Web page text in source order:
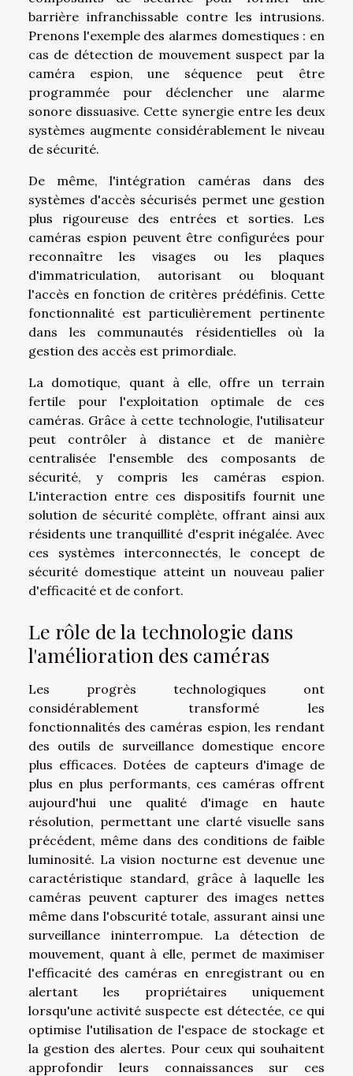
barrière infranchissable contre les intrusions.
Prenons l'exemple des alarmes domestiques : en
cas de détection de mouvement suspect par la
caméra espion, une séquence peut être
programmée pour déclencher une alarme
sonore dissuasive. Cette synergie entre les deux
systèmes augmente considérablement le niveau
de sécurité.
De même, l'intégration caméras dans des
systèmes d'accès sécurisés permet une gestion
plus rigoureuse des entrées et sorties. Les
caméras espion peuvent être configurées pour
reconnaître les visages ou les plaques
d'immatriculation, autorisant ou bloquant
l'accès en fonction de critères prédéfinis. Cette
fonctionnalité est particulièrement pertinente
dans les communautés résidentielles où la
gestion des accès est primordiale.
La domotique, quant à elle, offre un terrain
fertile pour l'exploitation optimale de ces
caméras. Grâce à cette technologie, l'utilisateur
peut contrôler à distance et de manière
centralisée l'ensemble des composants de
sécurité, y compris les caméras espion.
L'interaction entre ces dispositifs fournit une
solution de sécurité complète, offrant ainsi aux
résidents une tranquillité d'esprit inégalée. Avec
ces systèmes interconnectés, le concept de
sécurité domestique atteint un nouveau palier
d'efficacité et de confort.
Le rôle de la technologie dans
l'amélioration des caméras
Les progrès technologiques ont
considérablement transformé les
fonctionnalités des caméras espion, les rendant
des outils de surveillance domestique encore
plus efficaces. Dotées de capteurs d'image de
plus en plus performants, ces caméras offrent
aujourd'hui une qualité d'image en haute
résolution, permettant une clarté visuelle sans
précédent, même dans des conditions de faible
luminosité. La vision nocturne est devenue une
caractéristique standard, grâce à laquelle les
caméras peuvent capturer des images nettes
même dans l'obscurité totale, assurant ainsi une
surveillance ininterrompue. La détection de
mouvement, quant à elle, permet de maximiser
l'efficacité des caméras en enregistrant ou en
alertant les propriétaires uniquement
lorsqu'une activité suspecte est détectée, ce qui
optimise l'utilisation de l'espace de stockage et
la gestion des alertes. Pour ceux qui souhaitent
approfondir leurs connaissances sur ces